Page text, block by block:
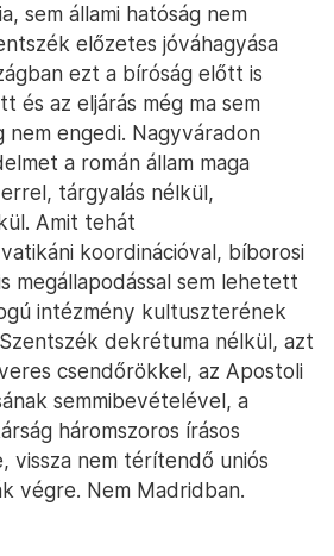
sem állami hatóság nem
előzetes jóváhagyása
ezt a bíróság előtt is
és az eljárás még ma sem
nem engedi. Nagyváradon
a román állam maga
tárgyalás nélkül,
Amit tehát
koordinációval, bíborosi
megállapodással sem lehetett
intézmény kultuszterének
dekrétuma nélkül, azt
csendőrökkel, az Apostoli
semmibevételével, a
háromszoros írásos
vissza nem térítendő uniós
végre. Nem Madridban.